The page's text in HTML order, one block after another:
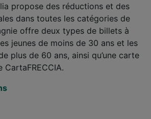
propose des réductions et des
dans toutes les catégories de
offre deux types de billets à
jeunes de moins de 30 ans et les
plus de 60 ans, ainsi qu’une carte